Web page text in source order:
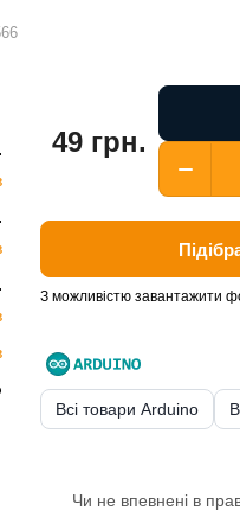
49 грн.
З можливістю завантажити
Всі товари Arduino
Чи не впевнені в